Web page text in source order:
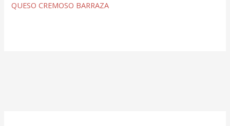
QUESO CREMOSO BARRAZA